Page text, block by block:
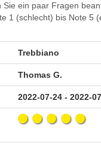
ein paar Fragen
1 (schlecht) bis Note 5
Trebbiano
Thomas G.
2022-07-24 - 2022-